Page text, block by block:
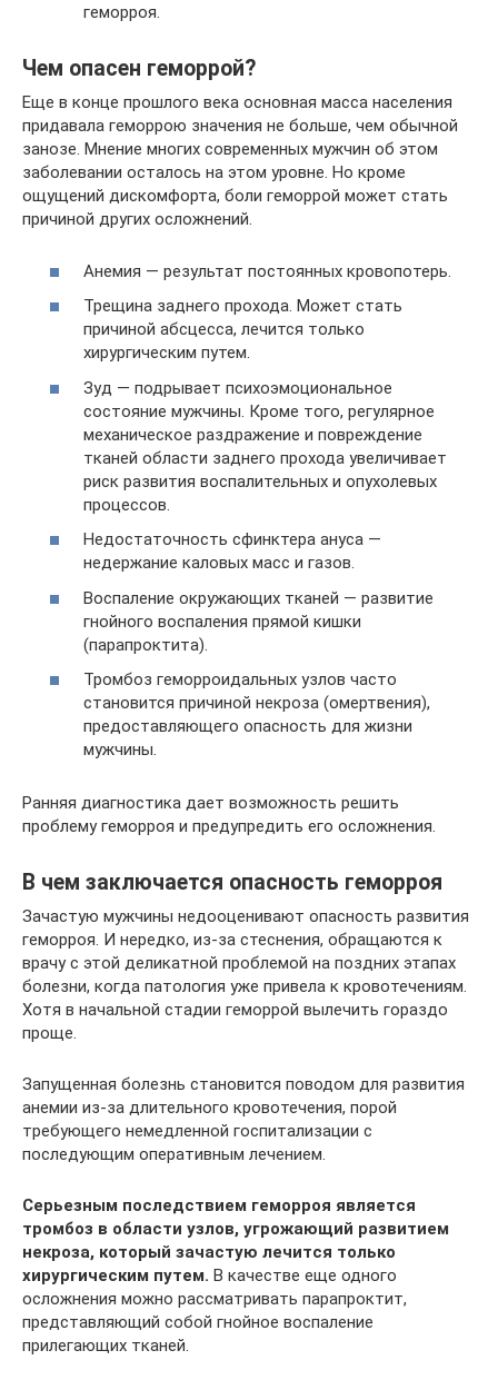
геморроя.
Чем опасен геморрой?
Еще в конце прошлого века основная масса населения
придавала геморрою значения не больше, чем обычной
занозе. Мнение многих современных мужчин об этом
заболевании осталось на этом уровне. Но кроме
ощущений дискомфорта, боли геморрой может стать
причиной других осложнений.
Анемия — результат постоянных кровопотерь.
Трещина заднего прохода. Может стать
причиной абсцесса, лечится только
хирургическим путем.
Зуд — подрывает психоэмоциональное
состояние мужчины. Кроме того, регулярное
механическое раздражение и повреждение
тканей области заднего прохода увеличивает
риск развития воспалительных и опухолевых
процессов.
Недостаточность сфинктера ануса —
недержание каловых масс и газов.
Воспаление окружающих тканей — развитие
гнойного воспаления прямой кишки
(парапроктита).
Тромбоз геморроидальных узлов часто
становится причиной некроза (омертвения),
предоставляющего опасность для жизни
мужчины.
Ранняя диагностика дает возможность решить
проблему геморроя и предупредить его осложнения.
В чем заключается опасность геморроя
Зачастую мужчины недооценивают опасность развития
геморроя. И нередко, из-за стеснения, обращаются к
врачу с этой деликатной проблемой на поздних этапах
болезни, когда патология уже привела к кровотечениям.
Хотя в начальной стадии геморрой вылечить гораздо
проще.
Запущенная болезнь становится поводом для развития
анемии из-за длительного кровотечения, порой
требующего немедленной госпитализации с
последующим оперативным лечением.
Серьезным последствием геморроя является
тромбоз в области узлов, угрожающий развитием
некроза, который зачастую лечится только
хирургическим путем. В качестве еще одного
осложнения можно рассматривать парапроктит,
представляющий собой гнойное воспаление
прилегающих тканей.